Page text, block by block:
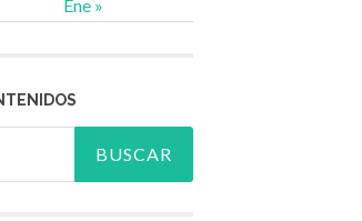
Ene »